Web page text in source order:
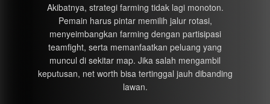
Akibatnya, strategi farming tidak lagi monoton.
Pemain harus pintar memilih jalur rotasi,
menyeimbangkan farming dengan partisipasi
teamfight, serta memanfaatkan peluang yang
muncul di sekitar map. Jika salah mengambil
keputusan, net worth bisa tertinggal jauh dibanding
lawan.